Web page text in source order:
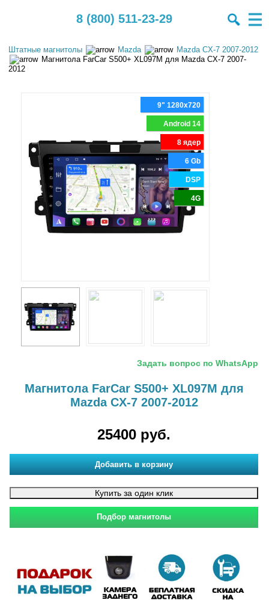
8 (800) 511-23-29
Штатные магнитолы Mazda
Mazda CX-7 2007-2012
Магнитола FarCar S500+ XL097M для Mazda CX-7 2007-
2012
9" 1280x720
Android 14
8 ядер
6 Gb
DSP
4G
Задать вопрос по WhatsApp
Магнитола FarCar S500+ XL097M для
Mazda CX-7 2007-2012
25400 руб.